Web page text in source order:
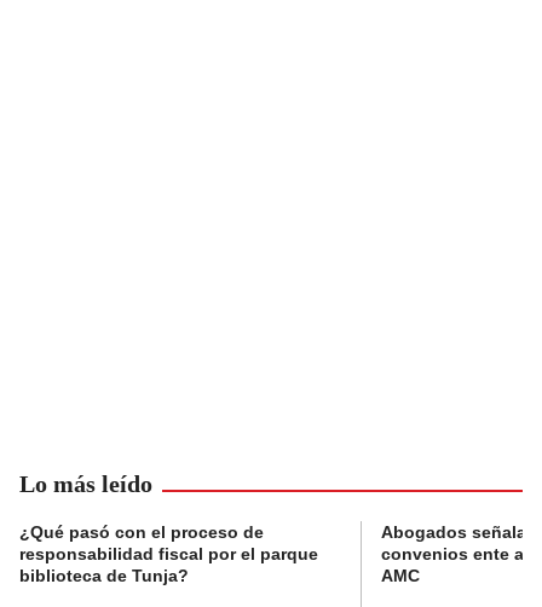
Lo más leído
¿Qué pasó con el proceso de
responsabilidad fiscal por el parque
biblioteca de Tunja?
Abogados
convenios ente
AMC